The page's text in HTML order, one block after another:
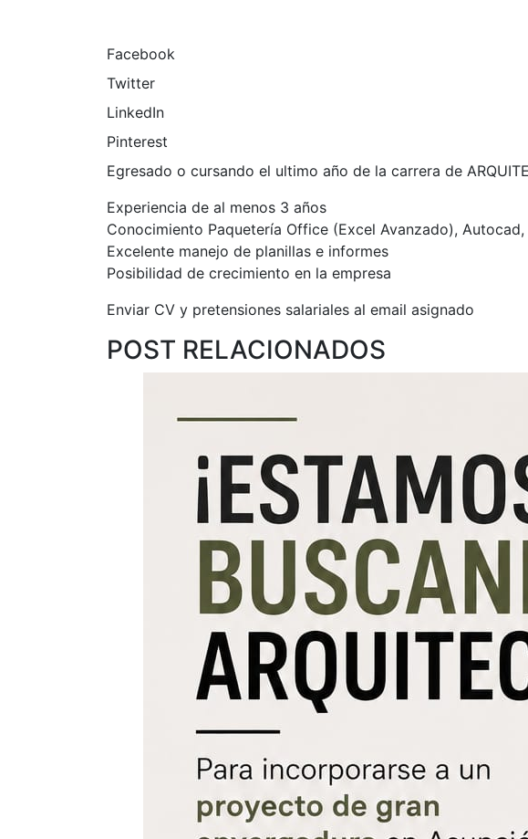
Facebook
Twitter
LinkedIn
Pinterest
Egresado o cursando el ultimo año de la carrera de
Experiencia de al menos 3 años
Conocimiento Paquetería Office (Excel Avanzado),
Excelente manejo de planillas e informes
Posibilidad de crecimiento en la empresa
Enviar CV y pretensiones salariales al email asignado
POST RELACIONADOS